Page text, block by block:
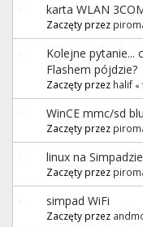
karta WLAN
Zaczęty przez
Kolejne pytanie...
Flashem pójdzie?
Zaczęty przez halif « 1
WinCE mmc/sd
Zaczęty przez
linux na
Zaczęty przez
simpad WiFi
Zaczęty przez